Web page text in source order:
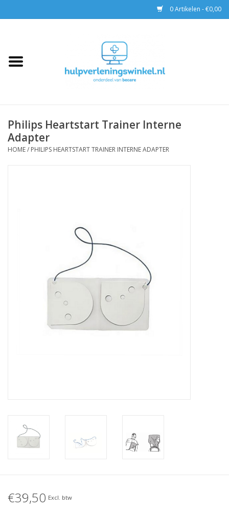
0 Artikelen - €0,00
EHBO
Philips Heartstart Trainer Interne
Adapter
HOME/ PHILIPS HEARTSTART TRAINER INTERNE ADAPTER
€39,50 Excl. btw